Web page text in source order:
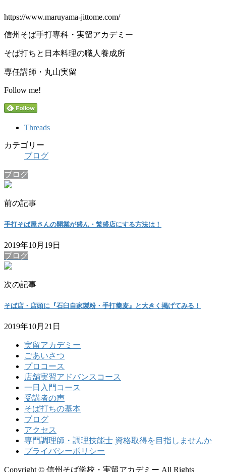
https://www.maruyama-jittome.com/
信州そば手打専科・実留アカデミー
そば打ちと日本料理の職人養成所
専任講師・丸山実留
Follow me!
Threads
カテゴリー
ブログ
ブログ
前の記事
手打そば屋さんの開業が盛ん・繁盛店にする方法は！
2019年10月19日
ブログ
次の記事
そば店・店頭に『石臼自家製粉・手打蕎麦』と大きく掲げてみる！
2019年10月21日
実留アカデミー
ごあいさつ
プロコース
店舗実習アドバンスコース
一日入門コース
受講者の声
そば打ちの基本
ブログ
アクセス
専門調理師・調理技能士 資格取得を目指しませんか
プライバシーポリシー
Copyright © 信州そば学校・実留アカデミー All Rights